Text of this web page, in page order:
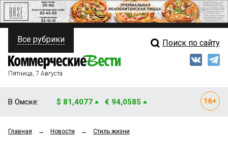
ПОЛИТИКА
ФИНАНСЫ
ОБЩЕСТВО
Свежий выпуск
Все рубрики Поиск по сайту
Пятница, 7 Августа
В Омске: $ 81,4077 € 94,0585
Главная → Новости → Стиль жизни